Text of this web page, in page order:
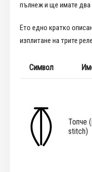
пълнеж и ще имате два
Ето едно кратко
изплитане на трите
Символ
Топче
stitch)